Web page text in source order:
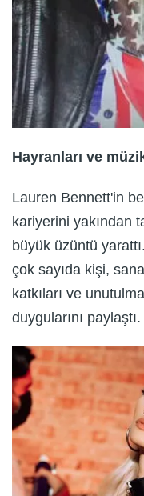
Hayranları ve
Lauren Bennett'in
kariyerini yakından
büyük üzüntü
çok sayıda kişi,
katkıları ve
duygularını paylaştı.